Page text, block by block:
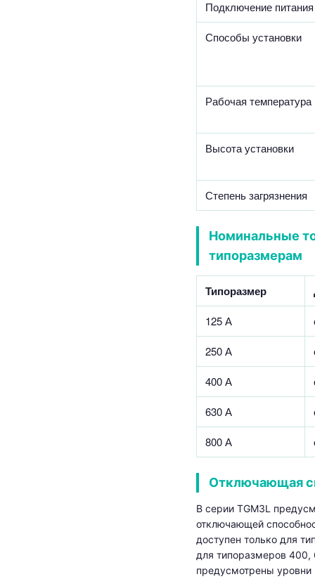
Подключение питания
Способы установки
Рабочая температура
Высота установки
Степень загрязнения
Номинальные
типоразмерам
Типоразмер
125 А
250 А
400 А
630 А
800 А
Отключающая
В серии TGM3L
отключающей
доступен только для
для типоразмеров
предусмотрены уровни